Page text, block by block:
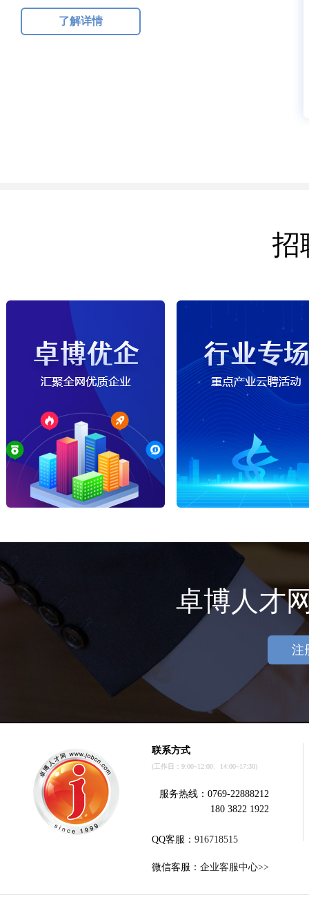
了解详情
招
卓博人才
注
联系方式
(工作日：9:00~12:00、14:00~17:30)
服务热线：0769-22888212
180 3822 1922
QQ客服： 916718515
微信客服： 企业客服中心>>